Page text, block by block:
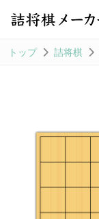
トップ 詰将棋